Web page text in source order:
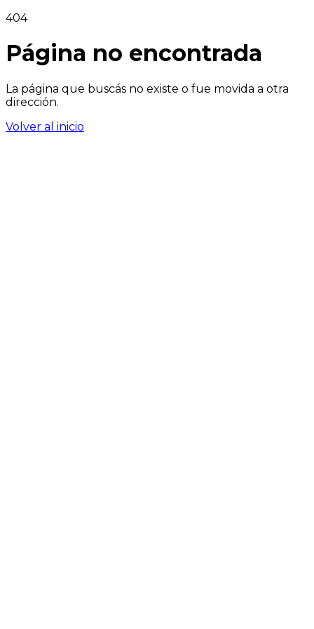
404
Página no encontrada
La página que buscás no existe o fue movida a otra
dirección.
Volver al inicio